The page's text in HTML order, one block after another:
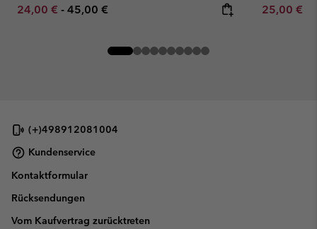
Minimum sale price:
24,00 € - Maximum price:
45,00 € Minimum
25,00 €
(+)498912081004
Kundenservice
Kontaktformular
Rücksendungen
Vom Kaufvertrag zurücktreten